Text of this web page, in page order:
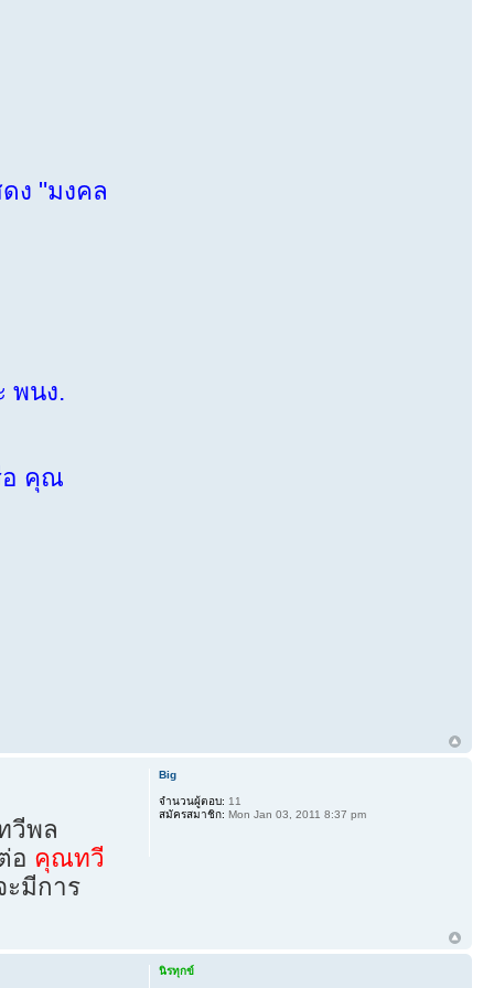
ง "มงคล
พนง.
อ คุณ
วีพล
อ คุณทวี
ะมีการ
Big
จำนวนผู้ตอบ: 11
สมัครสมาชิก: Mon Jan 03, 2011 8:37 pm
นิรทุกข์